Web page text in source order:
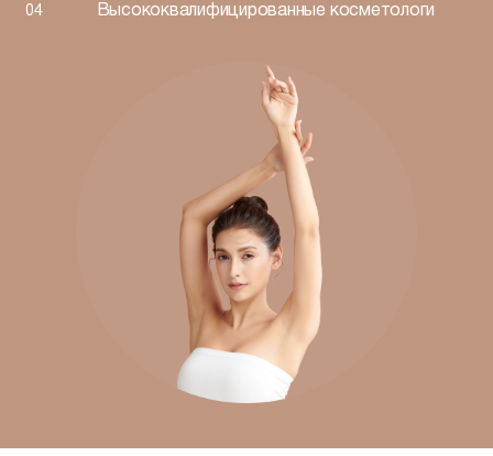
Высококвалифицированные косметологи